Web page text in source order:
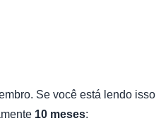
Se você está lendo isso
10 meses: